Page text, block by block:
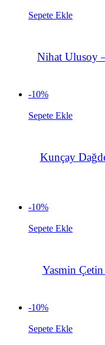
Sepete Ekle
Nihat Ulusoy
-10%
Sepete Ekle
Kunçay
-10%
Sepete Ekle
Yasmin
-10%
Sepete Ekle